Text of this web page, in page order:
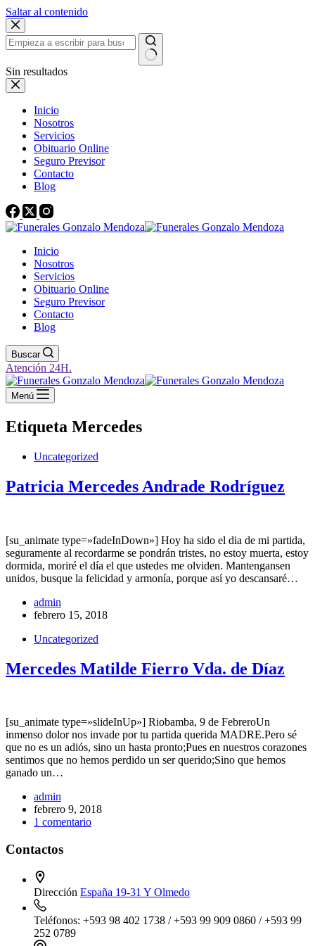
Saltar al contenido
Sin resultados
Inicio
Nosotros
Servicios
Obituario Online
Seguro Previsor
Contacto
Blog
Inicio
Nosotros
Servicios
Obituario Online
Seguro Previsor
Contacto
Blog
Buscar
Atención 24H.
Menú
Etiqueta Mercedes
Uncategorized
Patricia Mercedes Andrade Rodríguez
[su_animate type=»fadeInDown»] Hoy ha sido el dia de mi partida,
seguramente al recordarme se pondrán tristes, no estoy muerta, estoy
dormida, moriré el día el que ustedes me olviden. Mantengansen
unidos, busque la felicidad y armonía, porque así yo descansaré…
admin
febrero 15, 2018
Uncategorized
Mercedes Matilde Fierro Vda. de Díaz
[su_animate type=»slideInUp»] Riobamba, 9 de FebreroUn
inmenso dolor nos invade por tu partida querida MADRE.Pero sé
que no es un adiós, sino un hasta pronto;Pues en nuestros corazones
sentimos que no hemos perdido un ser querido;Sino que hemos
ganado un…
admin
febrero 9, 2018
1 comentario
Contactos
Dirección España 19-31 Y Olmedo
Teléfonos: +593 98 402 1738 / +593 99 909 0860 / +593 99
252 0789